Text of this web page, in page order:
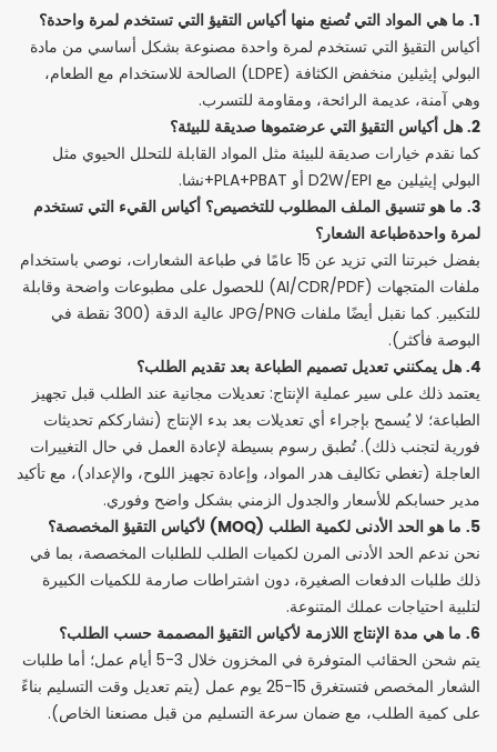
1. ما هي المواد التي تُصنع منها أكياس التقيؤ التي تستخدم لمرة واحدة؟
أكياس التقيؤ التي تستخدم لمرة واحدة مصنوعة بشكل أساسي من مادة
البولي إيثيلين منخفض الكثافة (LDPE) الصالحة للاستخدام مع الطعام،
وهي آمنة، عديمة الرائحة، ومقاومة للتسرب.
2. هل أكياس التقيؤ التي عرضتموها صديقة للبيئة؟
كما نقدم خيارات صديقة للبيئة مثل المواد القابلة للتحلل الحيوي مثل
البولي إيثيلين مع D2W/EPI أو PLA+PBAT+نشا.
3. ما هو تنسيق الملف المطلوب للتخصيص؟
أكياس القيء التي تستخدم
لمرة واحدةطباعة الشعار؟
بفضل خبرتنا التي تزيد عن 15 عامًا في طباعة الشعارات، نوصي باستخدام
ملفات المتجهات (AI/CDR/PDF) للحصول على مطبوعات واضحة وقابلة
للتكبير. كما نقبل أيضًا ملفات JPG/PNG عالية الدقة (300 نقطة في
البوصة فأكثر).
4. هل يمكنني تعديل تصميم الطباعة بعد تقديم الطلب؟
يعتمد ذلك على سير عملية الإنتاج: تعديلات مجانية عند الطلب قبل تجهيز
الطباعة؛ لا يُسمح بإجراء أي تعديلات بعد بدء الإنتاج (نشارككم تحديثات
فورية لتجنب ذلك). تُطبق رسوم بسيطة لإعادة العمل في حال التغييرات
العاجلة (تغطي تكاليف هدر المواد، وإعادة تجهيز اللوح، والإعداد)، مع تأكيد
مدير حسابكم للأسعار والجدول الزمني بشكل واضح وفوري.
5. ما هو الحد الأدنى لكمية الطلب (MOQ) لأكياس التقيؤ المخصصة؟
نحن ندعم الحد الأدنى المرن لكميات الطلب للطلبات المخصصة، بما في
ذلك طلبات الدفعات الصغيرة، دون اشتراطات صارمة للكميات الكبيرة
لتلبية احتياجات عملك المتنوعة.
6. ما هي مدة الإنتاج اللازمة لأكياس التقيؤ المصممة حسب الطلب؟
يتم شحن الحقائب المتوفرة في المخزون خلال 3-5 أيام عمل؛ أما طلبات
الشعار المخصص فتستغرق 15-25 يوم عمل (يتم تعديل وقت التسليم بناءً
على كمية الطلب، مع ضمان سرعة التسليم من قبل مصنعنا الخاص).